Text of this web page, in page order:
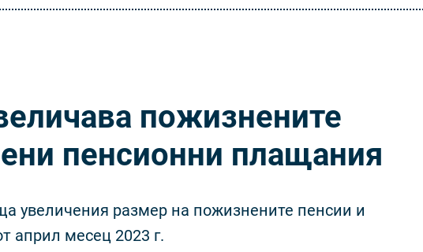
пожизнените
пенсионни плащания
увеличения размер на пожизнените пенсии и
април месец 2023 г.